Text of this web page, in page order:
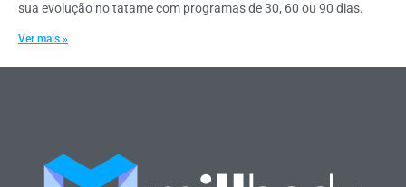
sua evolução no tatame com programas de 30, 60 ou 90 dias.
Ver mais »